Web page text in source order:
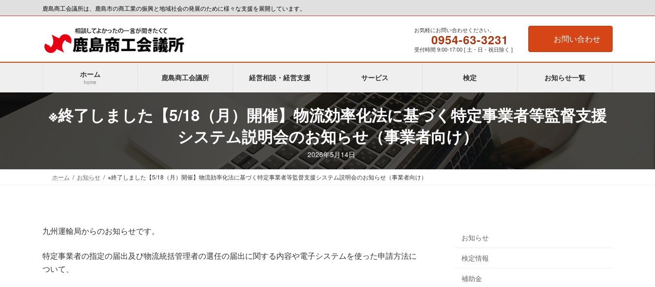
ン
へ
ビ
ョ
鹿島商工会議所は、鹿島市の商工業の振興と地域社会の発展のために様々な支援を展開しています。
お気軽にお問い合わせください。
0954-63-3231
受付時間 9:00-17:00 [ 土・日・祝日除く ]
お問い合わせ
ホーム
home 鹿島商工会議所 経営相談・経営支援 サービス 検定 お知らせ一覧
※終了しました【5/18（月）開催】物流効率化法に基づく特定事業者等監督支援
システム説明会のお知らせ（事業者向け）
2026年5月14日
ホーム お知らせ ※終了しました【5/18（月）開催】物流効率化法に基づく特定事業者等監督支援システム説明会のお知らせ（事業者向け）
九州運輸局からのお知らせです。
特定事業者の指定の届出及び物流統括管理者の選任の届出に関する内容や電子システムを使った申請方法に
ついて、
お知らせ
検定情報
補助金